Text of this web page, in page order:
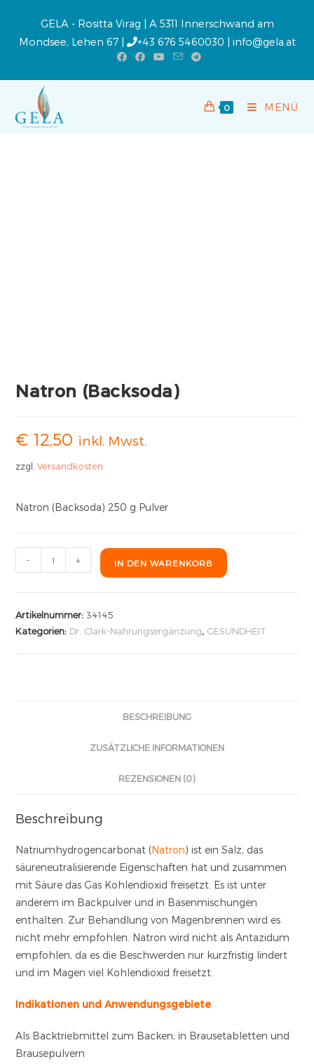
GELA - Rositta Virag | A 5311 Innerschwand am
Mondsee, Lehen 67 |
+43 676 5460030 | info@gela.at
0 MENÜ
Natron (Backsoda)
€ 12,50 inkl. Mwst.
zzgl.Versandkosten
Natron (Backsoda) 250 g Pulver
- + IN DEN WARENKORB
Artikelnummer: 34145
Kategorien: Dr. Clark-Nahrungsergänzung, GESUNDHEIT
BESCHREIBUNG
ZUSÄTZLICHE INFORMATIONEN
REZENSIONEN (0)
Beschreibung
Natriumhydrogencarbonat (Natron) ist ein Salz, das
säureneutralisierende Eigenschaften hat und zusammen
mit Säure das Gas Kohlendioxid freisetzt. Es ist unter
anderem im Backpulver und in Basenmischungen
enthalten. Zur Behandlung von Magenbrennen wird es
nicht mehr empfohlen. Natron wird nicht als Antazidum
empfohlen, da es die Beschwerden nur kurzfristig lindert
und im Magen viel Kohlendioxid freisetzt.
Indikationen und Anwendungsgebiete
Als Backtriebmittel zum Backen; in Brausetabletten und
Brausepulvern